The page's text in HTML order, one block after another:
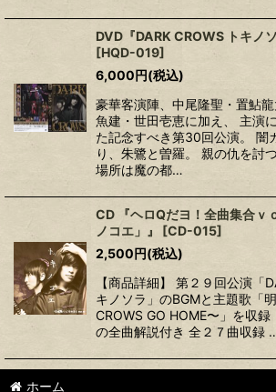
DVD『DARK CROWS トキノ
[HQD-019]
6,000円(税込)
豪華客演陣、中尾隆聖・置鮎龍
魚建・世田壱恵に加え、 主演
た記念すべき第30回公演。 闇
り、朱鷺と曽羅。 親の仇を討
場所は魔の都…
CD 『ヘロQだヨ！全曲集合ｖ
ノコエ」』
[CD-015]
2,500円(税込)
【商品詳細】 第２９回公演「
キノソラ」のBGMと主題歌「
CROWS GO HOME〜」を収録
の全曲解説付き 全２７曲収録
ホーム